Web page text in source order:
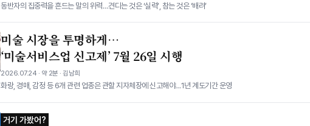
동반자의 집중력을 흔드는 말의 위력…견디는 것은 ‘실력’, 참는 것은 ‘배려’
미술 시장을 투명하게…
‘미술서비스업 신고제’ 7월 26일 시행
2026.07.24 · 약 2분 · 김남희
화랑, 경매, 감정 등 6개 관련 업종은 관할 지자체장에 신고해야…1년 계도기간 운영
거기 가봤어?